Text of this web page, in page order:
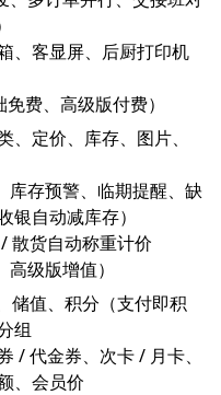
、客显屏、后厨打印机
费、高级版付费）
定价、库存、图片、
库存预警、临期提醒、缺
银自动减库存）
散货自动称重计价
级版增值）
储值、积分（支付即积
组
/ 代金券、次卡 / 月卡、
、会员价